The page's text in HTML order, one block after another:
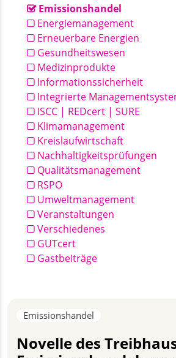
Emissionshandel
Energiemanagement
Erneuerbare Energien
Gesundheitswesen
Medizinprodukte
Informationssicherheit
Integrierte
ISCC | REDcert | SURE
Klimamanagement
Kreislaufwirtschaft
Nachhaltigkeitsprüfungen
Qualitätsmanagement
RSPO
Umweltmanagement
Veranstaltungen
Verschiedenes
GUTcert
Gastbeiträge
Emissionshandel
Novelle des